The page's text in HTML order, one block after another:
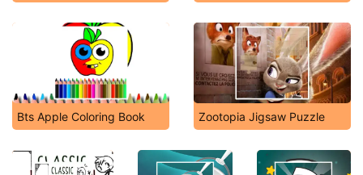
Bts Apple Coloring Book Zootopia Jigsaw Puzzle